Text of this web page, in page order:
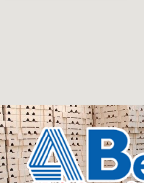
connoisseurs of beauty. We have
best models from modern
ingeniously combine elegance,
each product unit. Our assortment
from proven companies. Who for
continuous joint work did not give
reliability and honesty. All of them